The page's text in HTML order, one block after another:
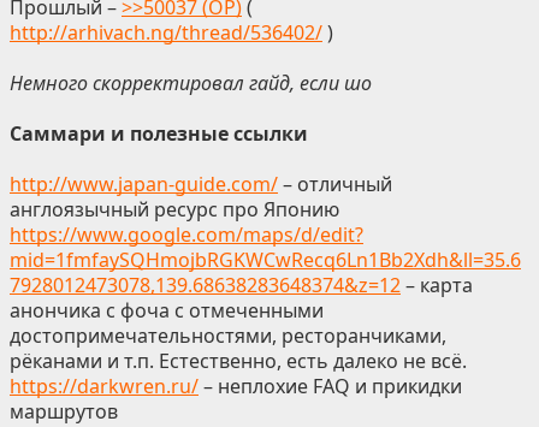
Прошлый –>>50037 (OP)(
http://arhivach.ng/thread/536402/)
Немного скорректировал гайд, если шо
Саммари и полезные ссылки
http://www.japan-guide.com/– отличный
англоязычный ресурс про Японию
https://www.google.com/maps/d/edit?
mid=1fmfaySQHmojbRGKWCwRecq6Ln1Bb2Xdh&ll=35.6
7928012473078,139.68638283648374&z=12– карта
анончика с фоча с отмеченными
достопримечательностями, ресторанчиками,
рёканами и т.п. Естественно, есть далеко не всё.
https://darkwren.ru/– неплохие FAQ и прикидки
маршрутов